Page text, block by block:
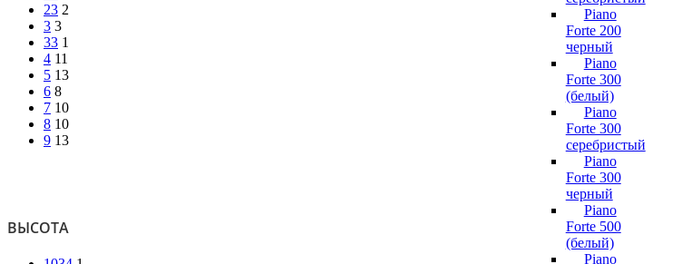
Piano
Forte 200
черный
Piano
Forte 300
(белый)
Piano
Forte 300
серебристый
Piano
Forte 300
черный
Piano
Forte 500
(белый)
Piano
23 2
3 3
33 1
4 11
5 13
6 8
7 10
8 10
9 13
ВЫСОТА